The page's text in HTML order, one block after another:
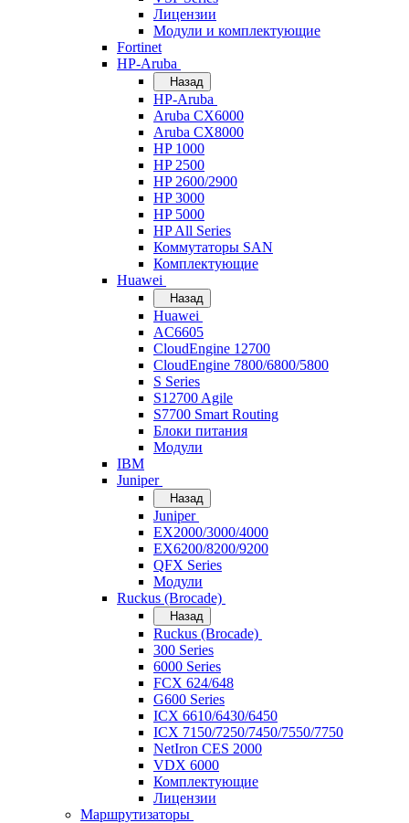
Лицензии
Модули и комплектующие
Fortinet
HP-Aruba
Назад
HP-Aruba
Aruba CX6000
Aruba CX8000
HP 1000
HP 2500
HP 2600/2900
HP 3000
HP 5000
HP All Series
Коммутаторы SAN
Комплектующие
Huawei
Назад
Huawei
AC6605
CloudEngine 12700
CloudEngine 7800/6800/5800
S Series
S12700 Agile
S7700 Smart Routing
Блоки питания
Модули
IBM
Juniper
Назад
Juniper
EX2000/3000/4000
EX6200/8200/9200
QFX Series
Модули
Ruckus (Brocade)
Назад
Ruckus (Brocade)
300 Series
6000 Series
FCX 624/648
G600 Series
ICX 6610/6430/6450
ICX 7150/7250/7450/7550/7750
NetIron CES 2000
VDX 6000
Комплектующие
Лицензии
Маршрутизаторы